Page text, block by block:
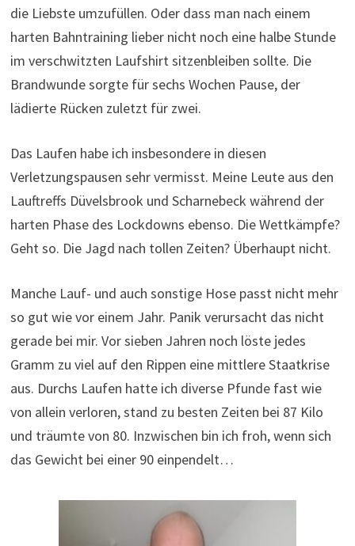
die Liebste umzufüllen. Oder dass man nach einem
harten Bahntraining lieber nicht noch eine halbe Stunde
im verschwitzten Laufshirt sitzenbleiben sollte. Die
Brandwunde sorgte für sechs Wochen Pause, der
lädierte Rücken zuletzt für zwei.
Das Laufen habe ich insbesondere in diesen
Verletzungspausen sehr vermisst. Meine Leute aus den
Lauftreffs Düvelsbrook und Scharnebeck während der
harten Phase des Lockdowns ebenso. Die Wettkämpfe?
Geht so. Die Jagd nach tollen Zeiten? Überhaupt nicht.
Manche Lauf- und auch sonstige Hose passt nicht mehr
so gut wie vor einem Jahr. Panik verursacht das nicht
gerade bei mir. Vor sieben Jahren noch löste jedes
Gramm zu viel auf den Rippen eine mittlere Staatkrise
aus. Durchs Laufen hatte ich diverse Pfunde fast wie
von allein verloren, stand zu besten Zeiten bei 87 Kilo
und träumte von 80. Inzwischen bin ich froh, wenn sich
das Gewicht bei einer 90 einpendelt…